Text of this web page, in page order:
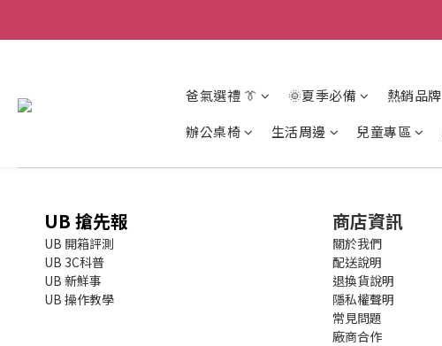
爸氣選禮 👔 🌞夏季必備 熱銷品牌
辦公桌椅
生活周邊 兒童專區
UB 搶先報
UB 開箱評測
UB 3C科普
UB 新鮮事
UB 操作教學
商店資訊
關於我們
配送說明
退換貨說明
隱私權聲明
常見問題
廠商合作